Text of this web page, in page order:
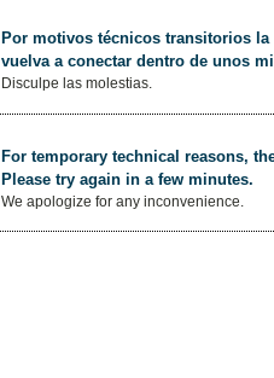
Por motivos técnicos transitorios
vuelva a conectar dentro de unos
Disculpe las molestias.
For temporary technical reasons,
Please try again in a few minutes.
We apologize for any inconvenience.